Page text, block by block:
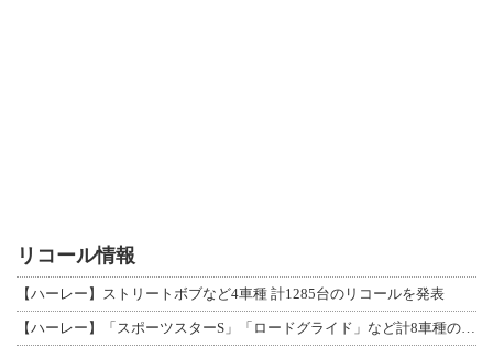
リコール情報
【ハーレー】ストリートボブなど4車種 計1285台のリコールを発表